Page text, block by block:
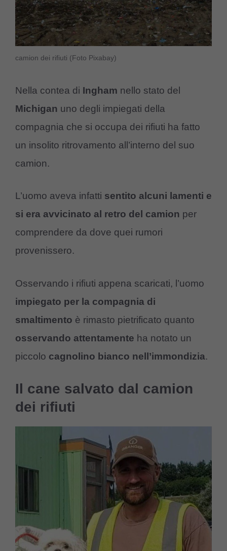
camion dei rifiuti (Foto Pixabay)
Nella contea di Ingham nello stato del
Michigan uno degli impiegati della
compagnia che si occupa dei rifiuti ha fatto
un insolito ritrovamento all’interno del suo
camion.
L’uomo aveva infatti sentito alcuni lamenti e
si era avvicinato al retro del camion per
comprendere da dove quei rumori
provenissero.
Osservando i rifiuti appena scaricati, l’uomo
impiegato per la compagnia di
smaltimento è rimasto pietrificato quanto
osservando attentamente ha notato un
piccolo cagnolino bianco nell’immondizia.
Il cane salvato dal camion
dei rifiuti